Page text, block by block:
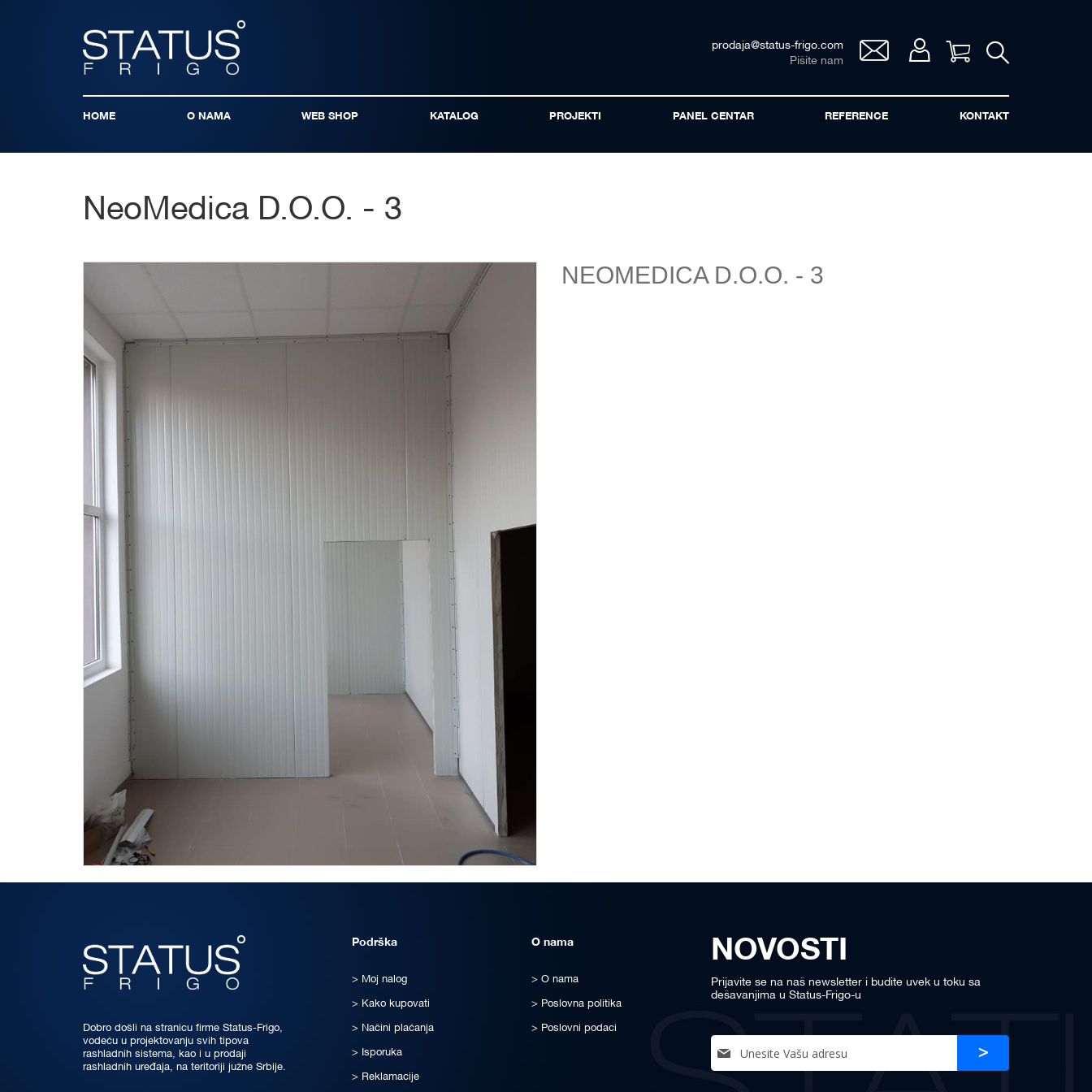
Vaša korpa
prodaja@status-frigo.com
Pišite nam
HOME O NAMA WEB SHOP KATALOG PROJEKTI PANEL CENTAR REFERENCE KONTAKT
NeoMedica D.O.O. - 3
NEOMEDICA D.O.O. - 3
Dobro došli na stranicu firme Status-Frigo,
vodeću u projektovanju svih tipova
rashladnih sistema, kao i u prodaji
rashladnih uređaja, na teritoriji južne Srbije.
Podrška
Moj nalog
Kako kupovati
Načini plaćanja
Isporuka
Reklamacije
O nama
O nama
Poslovna politika
Poslovni podaci
NOVOSTI
Prijavite se na naš newsletter i budite uvek u toku sa
dešavanjima u Status-Frigo-u
Up
Prijava